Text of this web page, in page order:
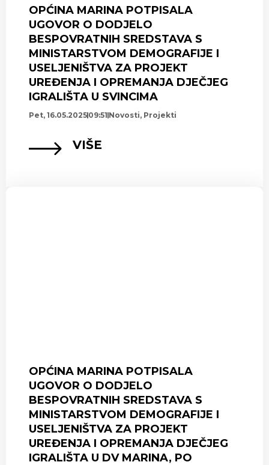
OPĆINA MARINA POTPISALA
UGOVOR O DODJELO
BESPOVRATNIH SREDSTAVA S
MINISTARSTVOM DEMOGRAFIJE I
USELJENIŠTVA ZA PROJEKT
UREĐENJA I OPREMANJA DJEČJEG
IGRALIŠTA U SVINCIMA
Pet, 16.05.2025 09:51 Novosti, Projekti
VIŠE
OPĆINA MARINA POTPISALA
UGOVOR O DODJELO
BESPOVRATNIH SREDSTAVA S
MINISTARSTVOM DEMOGRAFIJE I
USELJENIŠTVA ZA PROJEKT
UREĐENJA I OPREMANJA DJEČJEG
IGRALIŠTA U DV MARINA, PO